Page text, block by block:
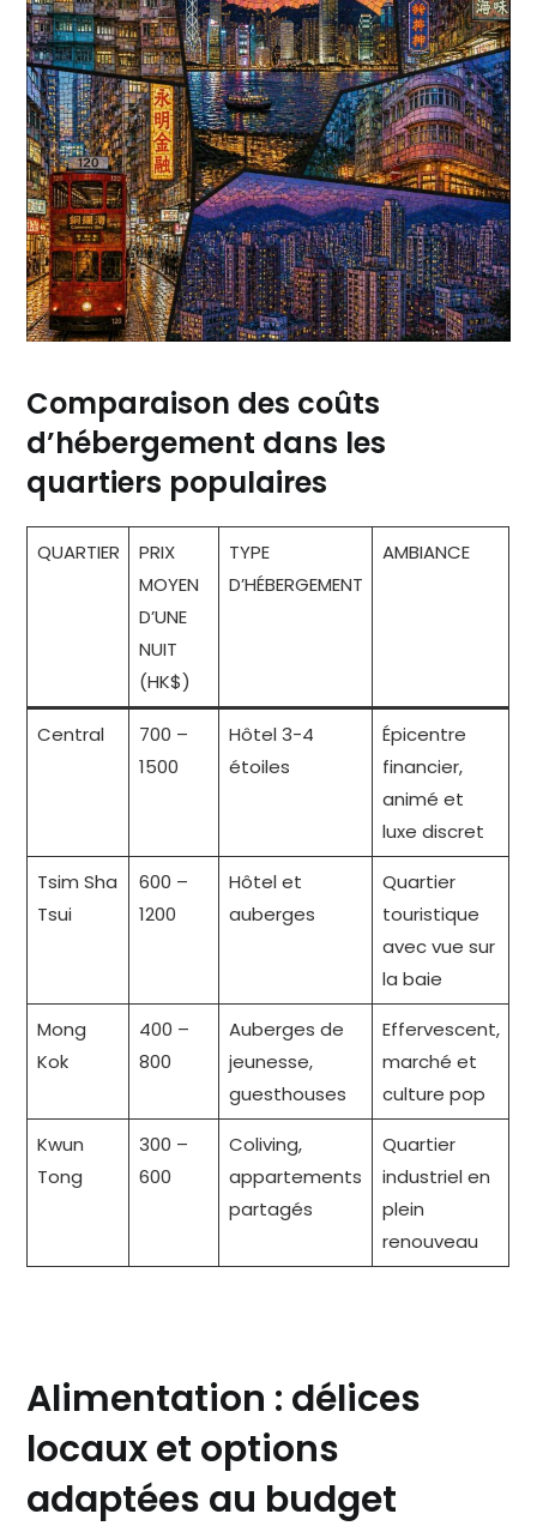
Comparaison des coûts
d’hébergement dans les
quartiers populaires
QUARTIER
PRIX
MOYEN
D’UNE
NUIT
(HK$)
TYPE
D’HÉBERGEMENT
AMBIANCE
Central
700 –
1500
Hôtel 3-4
étoiles
Épicentre
financier,
animé et
luxe discret
Tsim Sha
Tsui
600 –
1200
Hôtel et
auberges
Quartier
touristique
avec vue sur
la baie
Mong
Kok
400 –
800
Auberges de
jeunesse,
guesthouses
Effervescent,
marché et
culture pop
Kwun
Tong
300 –
600
Coliving,
appartements
partagés
Quartier
industriel en
plein
renouveau
Alimentation : délices
locaux et options
adaptées au budget